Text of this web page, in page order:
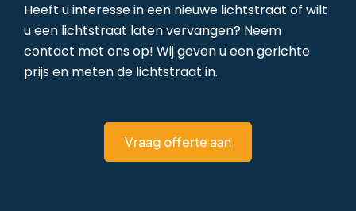
Heeft u interesse in een nieuwe lichtstraat of wilt
u een lichtstraat laten vervangen? Neem
contact met ons op! Wij geven u een gerichte
prijs en meten de lichtstraat in.
Vraag offerte aan